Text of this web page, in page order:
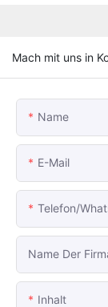
Mach mit uns in
Name
E-Mail
Telefon/
Name Der
Inhalt